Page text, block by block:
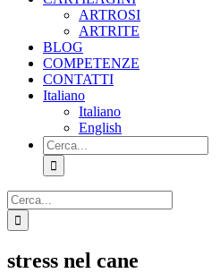
ARTROSI
ARTRITE
BLOG
COMPETENZE
CONTATTI
Italiano
Italiano
English
Cerca
per:
Cerca
per:
stress nel cane